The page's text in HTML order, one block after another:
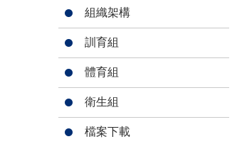
組織架構
訓育組
體育組
衛生組
檔案下載